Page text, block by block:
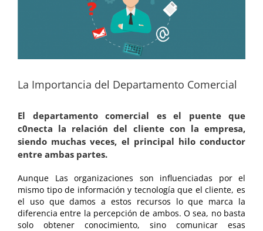
La Importancia del Departamento Comercial
El departamento comercial es el puente que
c0necta la relación del cliente con la empresa,
siendo muchas veces, el principal hilo conductor
entre ambas partes.
Aunque Las organizaciones son influenciadas por el
mismo tipo de información y tecnología que el cliente, es
el uso que damos a estos recursos lo que marca la
diferencia entre la percepción de ambos. O sea, no basta
solo obtener conocimiento, sino comunicar esas